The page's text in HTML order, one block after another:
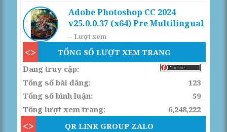
Adobe Photoshop CC 2024
v25.0.0.37 (x64) Pre Multilingual
-- Lượt xem
TỔNG SỐ LƯỢT XEM TRANG
Đang truy cập:
Tổng số bài đăng:
123
Tổng số bình luận:
59
Tổng lượt xem trang:
6,248,222
QR LINK GROUP ZALO